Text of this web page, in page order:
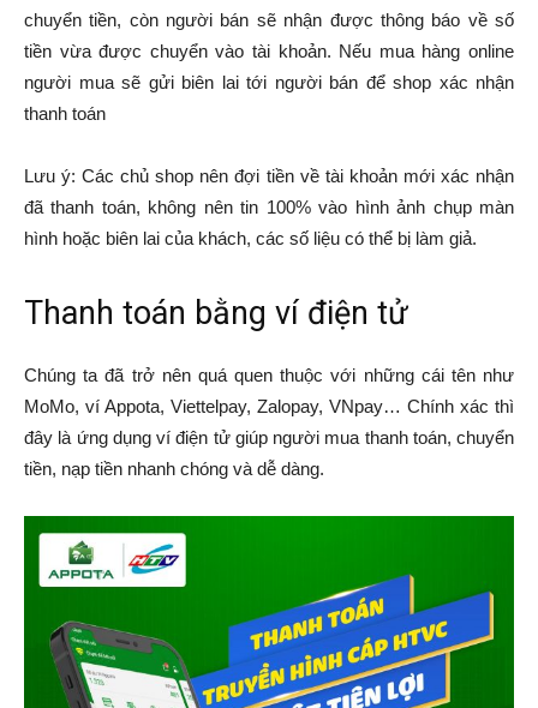
chuyển tiền, còn người bán sẽ nhận được thông báo về số
tiền vừa được chuyển vào tài khoản. Nếu mua hàng online
người mua sẽ gửi biên lai tới người bán để shop xác nhận
thanh toán
Lưu ý: Các chủ shop nên đợi tiền về tài khoản mới xác nhận
đã thanh toán, không nên tin 100% vào hình ảnh chụp màn
hình hoặc biên lai của khách, các số liệu có thể bị làm giả.
Thanh toán bằng ví điện tử
Chúng ta đã trở nên quá quen thuộc với những cái tên như
MoMo, ví Appota, Viettelpay, Zalopay, VNpay… Chính xác thì
đây là ứng dụng ví điện tử giúp người mua thanh toán, chuyển
tiền, nạp tiền nhanh chóng và dễ dàng.